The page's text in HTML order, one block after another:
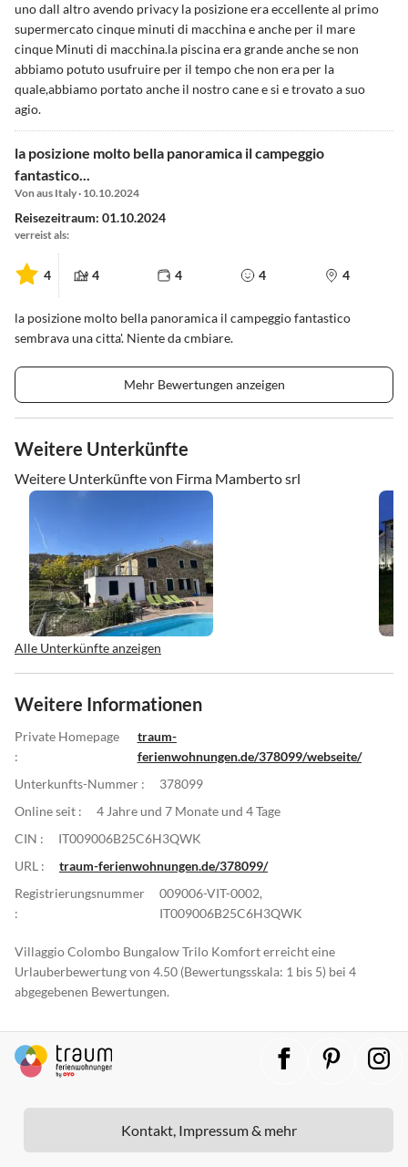
uno dall altro avendo privacy la posizione era eccellente al primo
supermercato cinque minuti di macchina e anche per il mare
cinque Minuti di macchina.la piscina era grande anche se non
abbiamo potuto usufruire per il tempo che non era per la
quale,abbiamo portato anche il nostro cane e si e trovato a suo
agio.
la posizione molto bella panoramica il campeggio
fantastico...
Von aus Italy · 10.10.2024
Reisezeitraum: 01.10.2024
verreist als:
4 4 4 4 4
la posizione molto bella panoramica il campeggio fantastico
sembrava una citta'. Niente da cmbiare.
Mehr Bewertungen anzeigen
Weitere Unterkünfte
Weitere Unterkünfte von Firma Mamberto srl
Alle Unterkünfte anzeigen
Weitere Informationen
Private Homepage
:
traum-
ferienwohnungen.de/378099/webseite/
Unterkunfts-Nummer :
378099
Online seit :
4 Jahre und 7 Monate und 4 Tage
CIN :
IT009006B25C6H3QWK
URL :
traum-ferienwohnungen.de/378099/
Registrierungsnummer
:
009006-VIT-0002,
IT009006B25C6H3QWK
Villaggio Colombo Bungalow Trilo Komfort erreicht eine
Urlauberbewertung von 4.50 (Bewertungsskala: 1 bis 5) bei 4
abgegebenen Bewertungen.
Kontakt, Impressum & mehr